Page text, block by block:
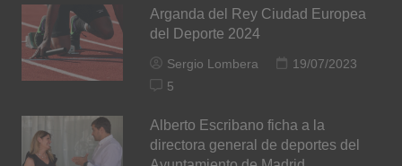
Arganda del Rey Ciudad Europea
del Deporte 2024
Sergio Lombera
19/07/2023
5
Alberto Escribano ficha a la
directora general de deportes del